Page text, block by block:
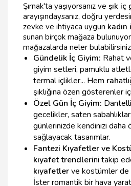
Şırnak'ta yaşıyorsanız ve şık iç
arayışındaysanız, doğru
zevke ve ihtiyaca uygun kadın
sunan birçok mağaza
mağazalarda neler
Gündelik İç Giyim: Rahat
giyim setleri, pamuklu
termal içlikler... Hem rah
şıklığına özen gösterenler
Özel Gün İç Giyim:
gecelikler, saten
günlerinizde kendinizi daha
sağlayacak tasarımlar.
Fantezi Kıyafetler ve
kıyafet trendlerini takip
kıyafetlerve kostümler de
İster romantik bir hava